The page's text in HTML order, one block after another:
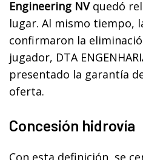
Engineering NV quedó
lugar. Al mismo tiempo,
confirmaron la
jugador, DTA
presentado la garantía
oferta.
Concesión hidrovía
Con esta definición, se